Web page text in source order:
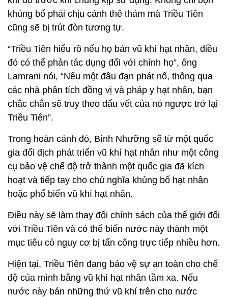
khủng bố phải chịu cảnh thê thảm mà Triều Tiên
cũng sẽ bị trút đòn tương tự.
“Triều Tiên hiểu rõ nếu họ bán vũ khí hạt nhân, điều
đó có thể phản tác dụng đối với chính họ”, ông
Lamrani nói, “Nếu một đầu đạn phát nổ, thông qua
các nhà phân tích đồng vị và pháp y hạt nhân, bạn
chắc chắn sẽ truy theo dấu vết của nó ngược trở lại
Triều Tiên”.
Trong hoàn cảnh đó, Bình Nhưỡng sẽ từ một quốc
gia đối địch phát triển vũ khí hạt nhân như một công
cụ bảo vệ chế độ trở thành một quốc gia đã kích
hoạt và tiếp tay cho chủ nghĩa khủng bố hạt nhân
hoặc phổ biến vũ khí hạt nhân.
Điều này sẽ làm thay đổi chính sách của thế giới đối
với Triều Tiên và có thể biến nước này thành một
mục tiêu có nguy cơ bị tấn công trực tiếp nhiều hơn.
Hiện tại, Triều Tiên đang bảo vệ sự an toàn cho chế
độ của mình bằng vũ khí hạt nhân tầm xa. Nếu
nước này bán những thứ vũ khí trên cho nước